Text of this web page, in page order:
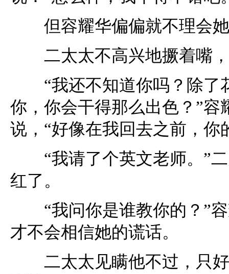
但容耀华偏偏就不理会她
二太太不高兴地撅着嘴，
“我还不知道你吗？除了
你，你会干得那么出色？”
说，“好像在我回去之前，你
“我请了个英文老师。”二
红了。
“我问你是谁教你的？”容
才不会相信她的谎话。
二太太见瞒他不过，只好